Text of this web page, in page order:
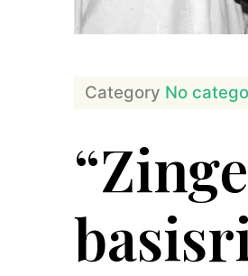
Category No